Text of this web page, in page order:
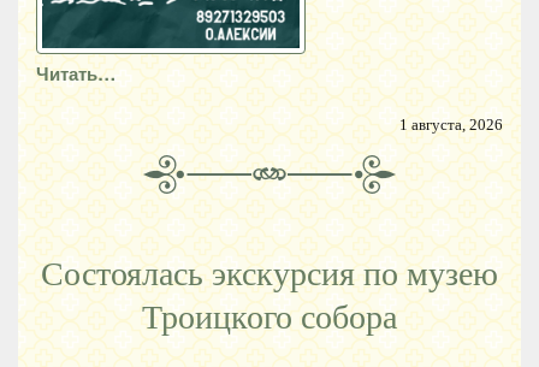
Читать…
1 августа, 2026
Состоялась экскурсия по музею
Троицкого собора